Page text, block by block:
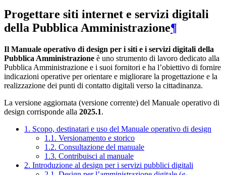
Progettare siti internet e servizi digitali
della Pubblica Amministrazione¶
Il Manuale operativo di design per i siti e i servizi digitali della
Pubblica Amministrazione è uno strumento di lavoro dedicato alla
Pubblica Amministrazione e i suoi fornitori e ha l’obiettivo di fornire
indicazioni operative per orientare e migliorare la progettazione e la
realizzazione dei punti di contatto digitali verso la cittadinanza.
La versione aggiornata (versione corrente) del Manuale operativo di
design corrisponde alla 2025.1.
1. Scopo, destinatari e uso del Manuale operativo di design
1.1. Versionamento e storico
1.2. Consultazione del manuale
1.3. Contribuisci al manuale
2. Introduzione al design per i servizi pubblici digitali